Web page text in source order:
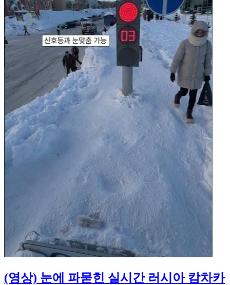
(영상) 눈에 파묻힌 실시간 러시아 캄차카